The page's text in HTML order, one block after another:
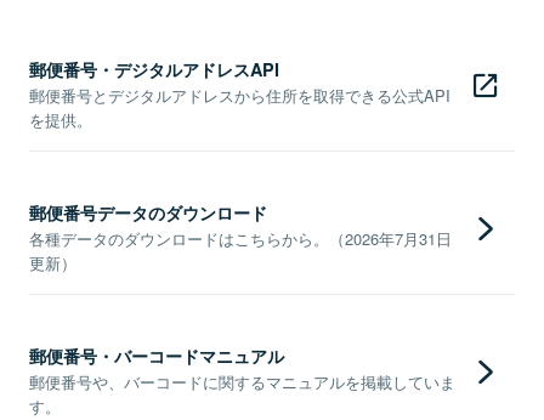
郵便番号・デジタルアドレスAPI
郵便番号とデジタルアドレスから住所を取得できる公式API
を提供。
郵便番号データのダウンロード
各種データのダウンロードはこちらから。（2026年7月31日
更新）
郵便番号・バーコードマニュアル
郵便番号や、バーコードに関するマニュアルを掲載していま
す。